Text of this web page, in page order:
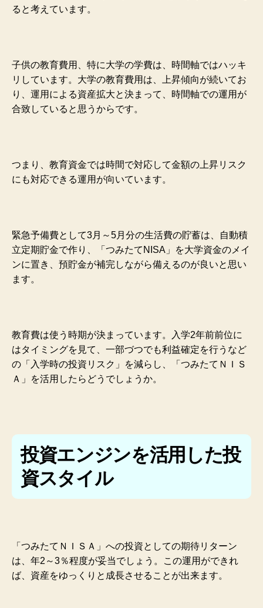
ると考えています。
子供の教育費用、特に大学の学費は、時間軸ではハッキ
リしています。大学の教育費用は、上昇傾向が続いてお
り、運用による資産拡大と決まって、時間軸での運用が
合致していると思うからです。
つまり、教育資金では時間で対応して金額の上昇リスク
にも対応できる運用が向いています。
緊急予備費として3月～5月分の生活費の貯蓄は、自動積
立定期貯金で作り、「つみたてNISA」を大学資金のメイ
ンに置き、預貯金が補完しながら備えるのが良いと思い
ます。
教育費は使う時期が決まっています。入学2年前前位に
はタイミングを見て、一部づつでも利益確定を行うなど
の「入学時の投資リスク 」を減らし、「つみたてＮＩＳ
Ａ」を活用したらどうでしょうか。
投資エンジンを活用した投
資スタイル
「つみたてＮＩＳＡ」への投資としての期待リターン
は、年2～3％程度が妥当でしょう。この運用ができれ
ば、資産をゆっくりと成長させることが出来ます。